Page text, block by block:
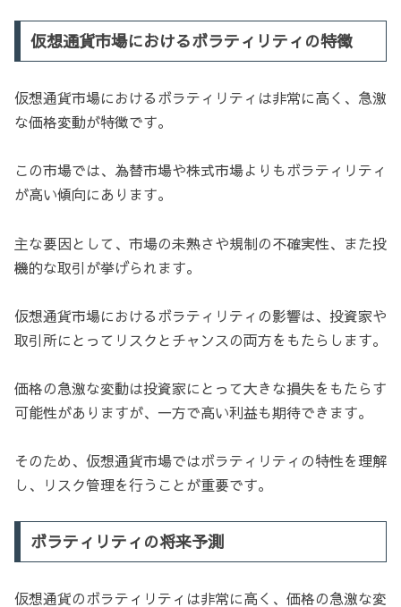
仮想通貨市場におけるボラティリティの特徴
仮想通貨市場におけるボラティリティは非常に高く、急激
な価格変動が特徴です。
この市場では、為替市場や株式市場よりもボラティリティ
が高い傾向にあります。
主な要因として、市場の未熟さや規制の不確実性、また投
機的な取引が挙げられます。
仮想通貨市場におけるボラティリティの影響は、投資家や
取引所にとってリスクとチャンスの両方をもたらします。
価格の急激な変動は投資家にとって大きな損失をもたらす
可能性がありますが、一方で高い利益も期待できます。
そのため、仮想通貨市場ではボラティリティの特性を理解
し、リスク管理を行うことが重要です。
ボラティリティの将来予測
仮想通貨のボラティリティは非常に高く、価格の急激な変